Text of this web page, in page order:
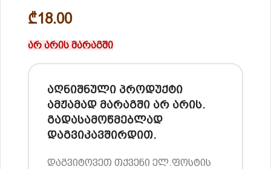
₾18.00
არ არის მარაგში
აღნიშნული პროდუქტი
ამჟამად მარაგში არ არის.
გადასამოწმებლად
დაგვიკავშირდით.
დაგვიტოვეთ თქვენი ელ.ფოსტის